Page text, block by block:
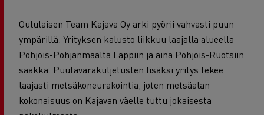
Oululaisen Team Kajava Oy arki pyörii vahvasti puun
ympärillä. Yrityksen kalusto liikkuu laajalla alueella
Pohjois-Pohjanmaalta Lappiin ja aina Pohjois-Ruotsiin
saakka. Puutavarakuljetusten lisäksi yritys tekee
laajasti metsäkoneurakointia, joten metsäalan
kokonaisuus on Kajavan väelle tuttu jokaisesta